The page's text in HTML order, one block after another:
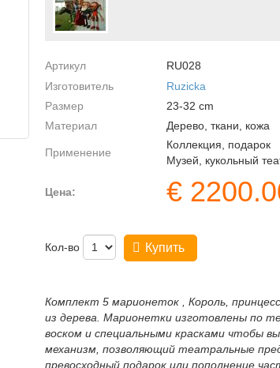
Артикул
RU028
Изготовитель
Ruzicka
Размер
23-32 cm
Материал
Дерево, ткани, кожа
Применение
Коллекция, подарок
Музей, кукольный
Цена: €
Кол-во Купить
Комплект 5 марионеток , Король,
из дерева. Марионетки изготовлены по
воском и специальными красками чтобы
механизм, позволяющий театральные
превосходный подарок или пополнение